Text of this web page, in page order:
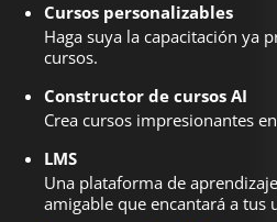
Cursos personalizables
Haga suya la capacitación ya
cursos.
Constructor de cursos AI
Crea cursos impresionantes
LMS
Una plataforma de aprendizaje
amigable que encantará a tus